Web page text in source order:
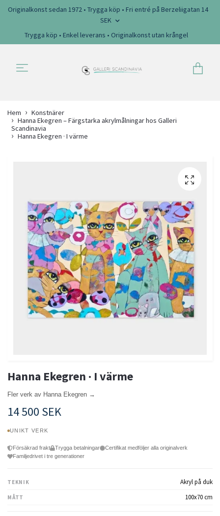
Originalkonst sedan 1972 • Trygga köp • Fri entré på Berzeliigatan 14
SEK
Trygga köp • Enkel leverans • Originalkonst utan krångel
Hem
Konstnärer
Hanna Ekegren – Färgstarka akrylmålningar hos Galleri
Scandinavia
Hanna Ekegren · I värme
Hanna Ekegren · I värme
Fler verk av Hanna Ekegren →
14 500 SEK
UNIKT VERK
Försäkrad frakt Trygga betalningar
Certifikat medföljer alla originalverk
Familjedrivet i tre generationer
TEKNIK Akryl på duk
MÅTT 100x70 cm